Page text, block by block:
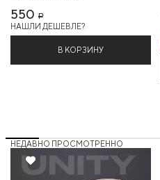
550 Р
НАШЛИ ДЕШЕВЛЕ?
В КОРЗИНУ
НЕДАВНО ПРОСМОТРЕННО
35%